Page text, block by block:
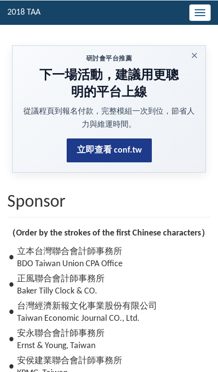
×
研討會平台推薦
下一場活動，建議用更聰
明的平台上線
從議程頁到報名付款，完整模組一次到位，節省人
力與維運時間。
立即查看 conf.tw
Sponsor
（Order by the strokes of the first Chinese characters）
●
立本台灣聯合會計師事務所
BDO Taiwan Union CPA Office
●
正風聯合會計師事務所
Baker Tilly Clock & CO.
●
台灣經濟新報文化事業股份有限公司
Taiwan Economic Journal CO., Ltd.
●
安永聯合會計師事務所
Ernst & Young, Taiwan
●
安侯建業聯合會計師事務所